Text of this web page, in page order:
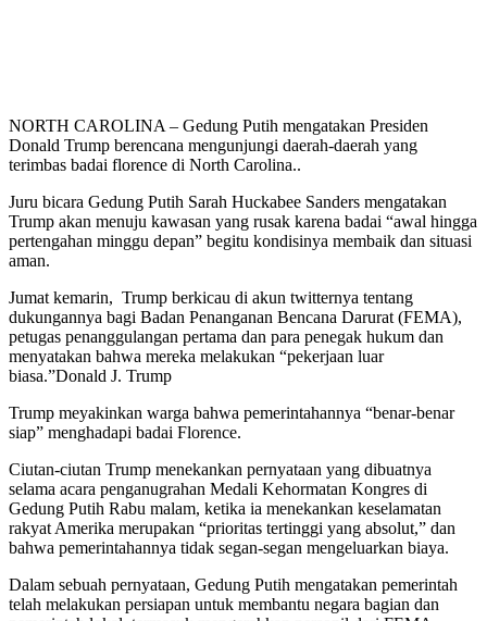
NORTH CAROLINA – Gedung Putih mengatakan Presiden
Donald Trump berencana mengunjungi daerah-daerah yang
terimbas badai florence di North Carolina..
Juru bicara Gedung Putih Sarah Huckabee Sanders mengatakan
Trump akan menuju kawasan yang rusak karena badai “awal hingga
pertengahan minggu depan” begitu kondisinya membaik dan situasi
aman.
Jumat kemarin, Trump berkicau di akun twitternya tentang
dukungannya bagi Badan Penanganan Bencana Darurat (FEMA),
petugas penanggulangan pertama dan para penegak hukum dan
menyatakan bahwa mereka melakukan “pekerjaan luar
biasa.”Donald J. Trump
Trump meyakinkan warga bahwa pemerintahannya “benar-benar
siap” menghadapi badai Florence.
Ciutan-ciutan Trump menekankan pernyataan yang dibuatnya
selama acara penganugrahan Medali Kehormatan Kongres di
Gedung Putih Rabu malam, ketika ia menekankan keselamatan
rakyat Amerika merupakan “prioritas tertinggi yang absolut,” dan
bahwa pemerintahannya tidak segan-segan mengeluarkan biaya.
Dalam sebuah pernyataan, Gedung Putih mengatakan pemerintah
telah melakukan persiapan untuk membantu negara bagian dan